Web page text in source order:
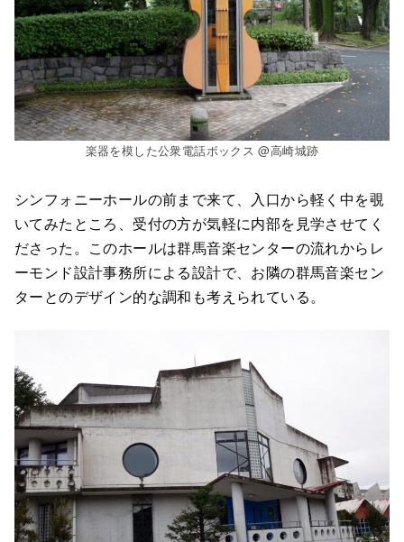
楽器を模した公衆電話ボックス @高崎城跡
シンフォニーホールの前まで来て、入口から軽く中を覗
いてみたところ、受付の方が気軽に内部を見学させてく
ださった。このホールは群馬音楽センターの流れからレ
ーモンド設計事務所による設計で、お隣の群馬音楽セン
ターとのデザイン的な調和も考えられている。